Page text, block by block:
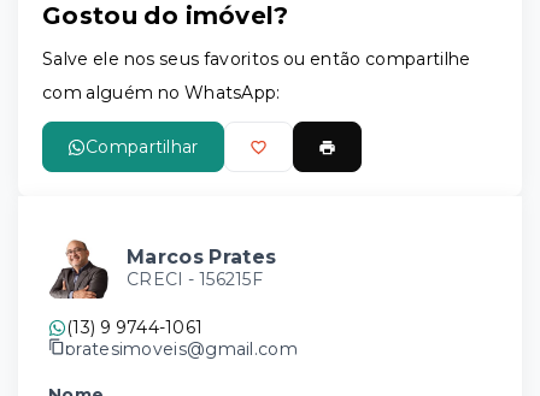
Gostou do imóvel?
Salve ele nos seus favoritos ou então compartilhe
com alguém no WhatsApp:
Compartilhar
Marcos Prates
CRECI - 156215F
(13) 9 9744-1061
pratesimoveis@gmail.com